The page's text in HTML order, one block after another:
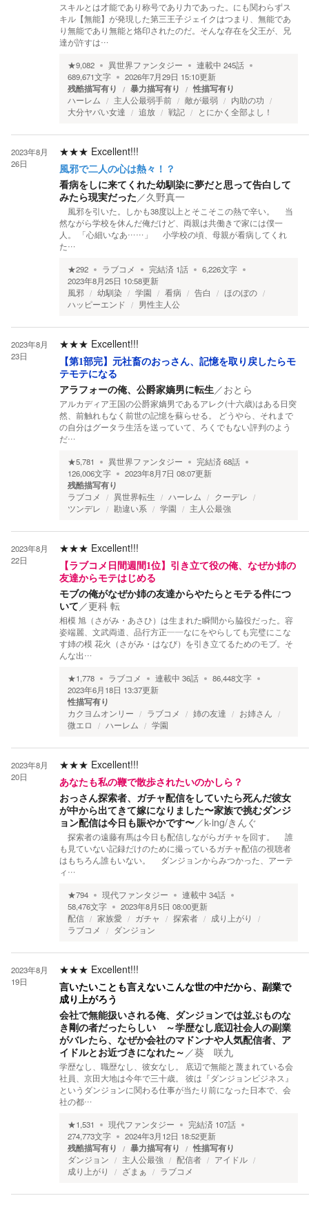
スキルとは才能であり称号であり力であった。にも関わらずス
キル【無能】が発現した第三王子ジェイクはつまり、無能であ
り無能であり無能と烙印されたのだ。そんな存在を父王が、兄
達が許すは…
★9,082 異世界ファンタジー 連載中 245話
689,671文字 2026年7月29日 15:10更新
残酷描写有り 暴力描写有り 性描写有り
ハーレム 主人公最弱手前 敵が最弱
内助の功
大分ヤバい女達
追放 戦記 とにかく全部よし！
2023年8月
26日
★★★ Excellent!!!
風邪で二人の心は熱々！？
看病をしに来てくれた幼馴染に夢だと思って告白して
みたら現実だった／久野真一
風邪を引いた。しかも38度以上とそこそこの熱で辛い。 当
然ながら学校を休んだ俺だけど、両親は共働きで家には僕一
人。 「心細いなあ……」 小学校の頃、母親が看病してくれ
た…
★292 ラブコメ 完結済 1話 6,226文字
2023年8月25日 10:58更新
風邪
幼馴染 学園 看病 告白
ほのぼの
ハッピーエンド
男性主人公
2023年8月
23日
★★★ Excellent!!!
【第1部完】元社畜のおっさん、記憶を取り戻したらモ
テモテになる
アラフォーの俺、公爵家嫡男に転生／おとら
アルカディア王国の公爵家嫡男であるアレク(十六歳)はある日突
然、前触れもなく前世の記憶を蘇らせる。 どうやら、それまで
の自分はグータラ生活を送っていて、ろくでもない評判のよう
だ…
★5,781 異世界ファンタジー 完結済68話
126,006文字 2023年8月7日 08:07更新
残酷描写有り
ラブコメ 異世界転生 ハーレム
クーデレ
ツンデレ
勘違い系 学園 主人公最強
2023年8月
22日
★★★ Excellent!!!
【ラブコメ日間週間1位】引き立て役の俺、なぜか姉の
友達からモテはじめる
モブの俺がなぜか姉の友達からやたらとモテる件につ
いて／更科 転
相模 旭（さがみ・あさひ）は生まれた瞬間から脇役だった。容
姿端麗、文武両道、品行方正――なにをやらしても完璧にこな
す姉の模 花火（さがみ・はなび）を引き立てるためのモブ。そ
んな出…
★1,778 ラブコメ 連載中 36話 86,448文字
2023年6月18日 13:37更新
性描写有り
カクヨムオンリー ラブコメ 姉の友達
お姉さん
微エロ
ハーレム 学園
2023年8月
20日
★★★ Excellent!!!
あなたも私の鞭で散歩されたいのかしら？
おっさん探索者、ガチャ配信をしていたら死んだ彼女
が中から出てきて嫁になりました〜家族で挑むダンジ
ョン配信は今日も賑やかです〜／k-ing/きんぐ
探索者の遠藤有馬は今日も配信しながらガチャを回す。 誰
も見ていない記録だけのために撮っているガチャ配信の視聴者
はもちろん誰もいない。 ダンジョンからみつかった、アーテ
ィ…
★794 現代ファンタジー 連載中 34話
58,476文字 2023年8月5日 08:00更新
配信
家族愛 ガチャ 探索者
成り上がり
ラブコメ
ダンジョン
2023年8月
19日
★★★ Excellent!!!
言いたいことも言えないこんな世の中だから、副業で
成り上がろう
会社で無能扱いされる俺、ダンジョンでは並ぶものな
き剛の者だったらしい ～学歴なし底辺社会人の副業
がバレたら、なぜか会社のマドンナや人気配信者、ア
イドルとお近づきになれた～ ／葵 咲九
学歴なし、職歴なし、彼女なし。 底辺で無能と蔑まれている会
社員、京田大地は今年で三十歳。 彼は『ダンジョンビジネス』
というダンジョンに関わる仕事が当たり前になった日本で、会
社の都…
★1,531 現代ファンタジー 完結済 107話
274,773文字 2024年3月12日 18:52更新
残酷描写有り 暴力描写有り 性描写有り
ダンジョン 主人公最強 配信者
アイドル
成り上がり
ざまぁ ラブコメ